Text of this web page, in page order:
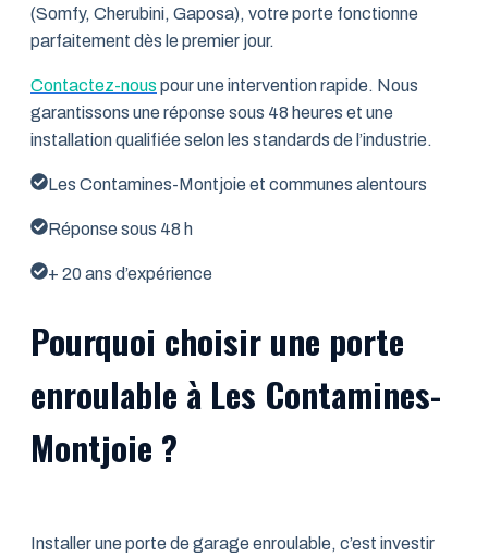
(Somfy, Cherubini, Gaposa), votre porte fonctionne
parfaitement dès le premier jour.
Contactez-nous pour une intervention rapide. Nous
garantissons une réponse sous 48 heures et une
installation qualifiée selon les standards de l’industrie.
Les Contamines-Montjoie et communes alentours
Réponse sous 48 h
+ 20 ans d’expérience
Pourquoi choisir une porte
enroulable à Les Contamines-
Montjoie ?
Installer une porte de garage enroulable, c’est investir